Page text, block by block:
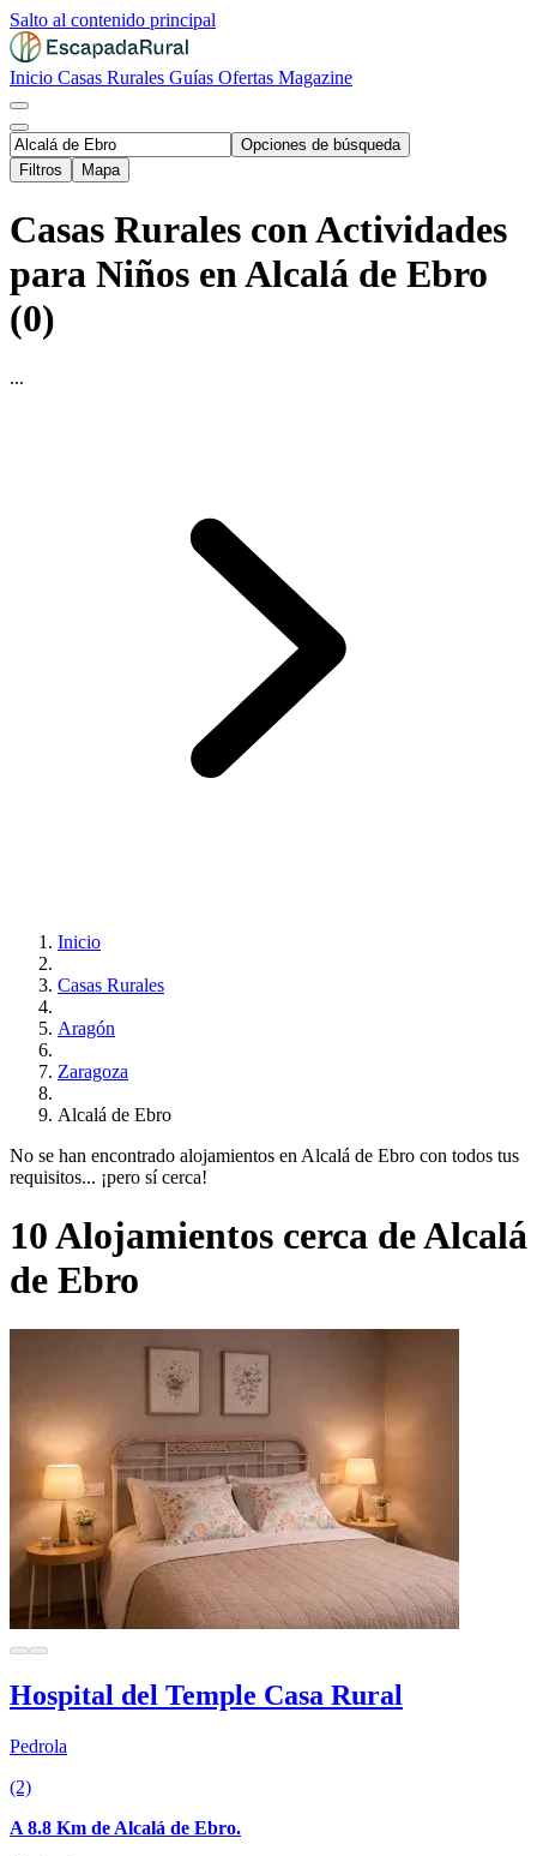
Salto al contenido principal
Inicio Casas Rurales Guías Ofertas Magazine
Opciones de búsqueda
Filtros
Mapa
Casas Rurales con Actividades
para Niños en Alcalá de Ebro
(0)
...
Inicio
Casas Rurales
Aragón
Zaragoza
Alcalá de Ebro
No se han encontrado alojamientos en Alcalá de Ebro con todos tus
requisitos... ¡pero sí cerca!
10 Alojamientos cerca de Alcalá
de Ebro
Hospital del Temple Casa Rural
Pedrola
(2)
A 8.8 Km de Alcalá de Ebro.